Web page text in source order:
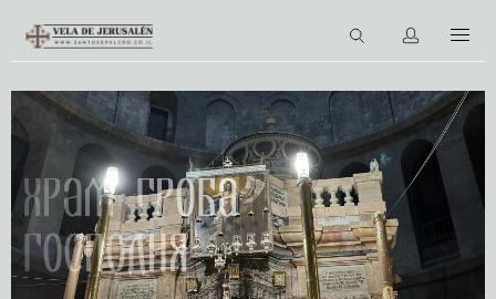
Виртуальные туры
Библиотека
Наши святыни
Новости
Церковный календарь
RU
Храм Гроба
Господня